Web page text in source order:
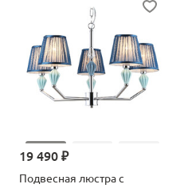
19 490 ₽
Подвесная люстра с